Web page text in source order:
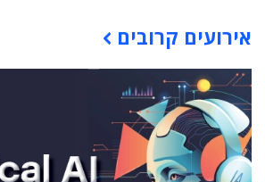
אירועים קרובים